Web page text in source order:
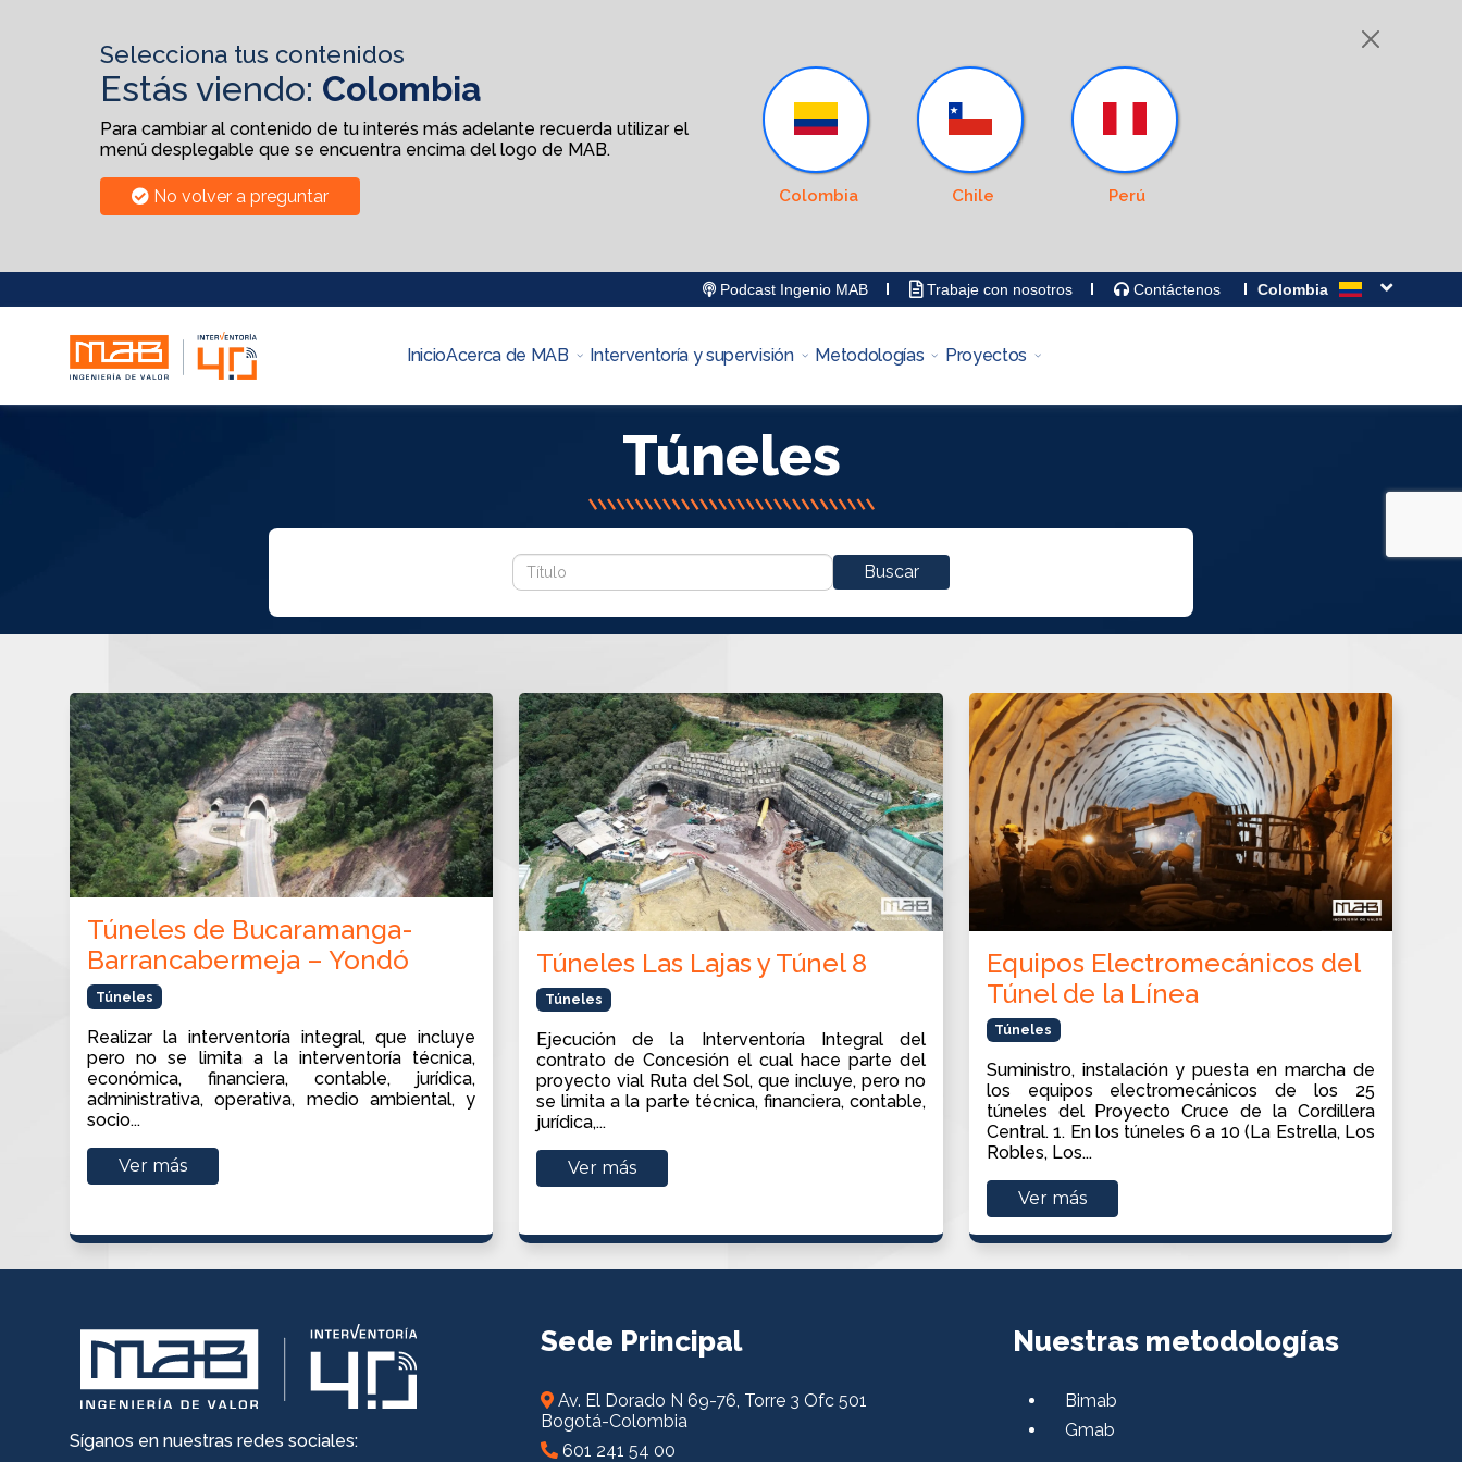
Selecciona tus contenidos
Estás viendo: Colombia
Para cambiar al contenido de tu interés más adelante recuerda utilizar el
menú desplegable que se encuentra encima del logo de MAB.
No volver a preguntar Colombia Chile Perú
Podcast Ingenio MAB Trabaje con nosotros Contáctenos Colombia
InicioAcerca de MAB Interventoría y supervisión Metodologías Proyectos
Túneles
Buscar
Túneles de Bucaramanga-
Barrancabermeja – Yondó
Túneles
Realizar la interventoría integral, que incluye
pero no se limita a la interventoría técnica,
económica, financiera, contable, jurídica,
administrativa, operativa, medio ambiental, y
socio...
Ver más
Túneles Las Lajas y Túnel 8
Túneles
Ejecución de la Interventoría Integral del
contrato de Concesión el cual hace parte del
proyecto vial Ruta del Sol, que incluye, pero no
se limita a la parte técnica, financiera, contable,
jurídica,...
Ver más
Equipos Electromecánicos del
Túnel de la Línea
Túneles
Suministro, instalación y puesta en marcha de
los equipos electromecánicos de los 25
túneles del Proyecto Cruce de la Cordillera
Central. 1. En los túneles 6 a 10 (La Estrella, Los
Robles, Los...
Ver más
Síganos en nuestras redes sociales:
Sede Principal
Av. El Dorado N 69-76, Torre 3 Ofc 501
Bogotá-Colombia
601 241 54 00
Nuestras metodologías
Bimab
Gmab